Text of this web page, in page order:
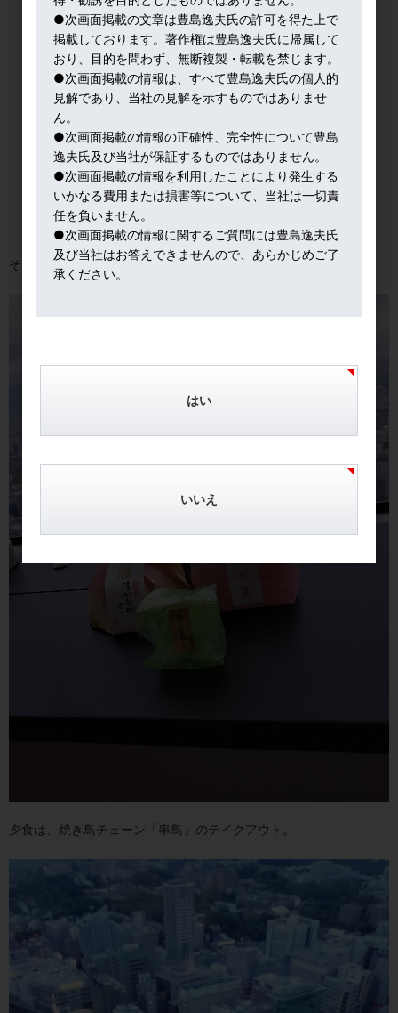
そして、到来物の、上品な桃の和菓子。
夕食は、焼き鳥チェーン「串鳥」のテイクアウト。
●次画面掲載の文章は豊島逸夫氏の許可を得た上で
掲載しております。著作権は豊島逸夫氏に帰属して
おり、目的を問わず、無断複製・転載を禁じます。
●次画面掲載の情報は、すべて豊島逸夫氏の個人的
見解であり、当社の見解を示すものではありませ
ん。
●次画面掲載の情報の正確性、完全性について豊島
逸夫氏及び当社が保証するものではありません。
●次画面掲載の情報を利用したことにより発生する
いかなる費用または損害等について、当社は一切責
任を負いません。
●次画面掲載の情報に関するご質問には豊島逸夫氏
及び当社はお答えできませんので、あらかじめご了
承ください。
はい
いいえ